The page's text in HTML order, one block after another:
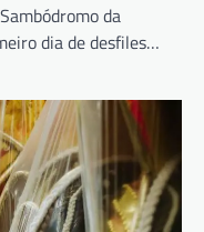
da
dia de desfiles…